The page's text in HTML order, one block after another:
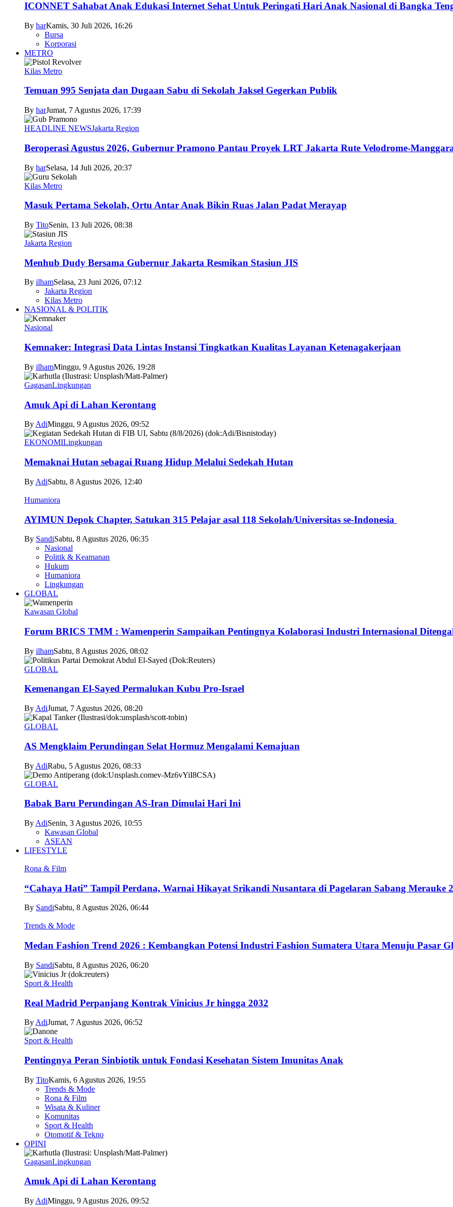
ICONNET Sahabat Anak Edukasi Internet Sehat Untuk Peringati Hari Anak Nasional di Bangka
By harKamis, 30 Juli 2026, 16:26
Bursa
Korporasi
METRO
Kilas Metro
Temuan 995 Senjata dan Dugaan Sabu di Sekolah Jaksel Gegerkan Publik
By harJumat, 7 Agustus 2026, 17:39
HEADLINE NEWSJakarta Region
Beroperasi Agustus 2026, Gubernur Pramono Pantau Proyek LRT Jakarta Rute Velodrome-
By harSelasa, 14 Juli 2026, 20:37
Kilas Metro
Masuk Pertama Sekolah, Ortu Antar Anak Bikin Ruas Jalan Padat Merayap
By TitoSenin, 13 Juli 2026, 08:38
Jakarta Region
Menhub Dudy Bersama Gubernur Jakarta Resmikan Stasiun JIS
By ilhamSelasa, 23 Juni 2026, 07:12
Jakarta Region
Kilas Metro
NASIONAL & POLITIK
Nasional
Kemnaker: Integrasi Data Lintas Instansi Tingkatkan Kualitas Layanan Ketenagakerjaan
By ilhamMinggu, 9 Agustus 2026, 19:28
GagasanLingkungan
Amuk Api di Lahan Kerontang
By AdiMinggu, 9 Agustus 2026, 09:52
EKONOMILingkungan
Memaknai Hutan sebagai Ruang Hidup Melalui Sedekah Hutan
By AdiSabtu, 8 Agustus 2026, 12:40
Humaniora
AYIMUN Depok Chapter, Satukan 315 Pelajar asal 118 Sekolah/Universitas se-Indonesia
By SandiSabtu, 8 Agustus 2026, 06:35
Nasional
Politik & Keamanan
Hukum
Humaniora
Lingkungan
GLOBAL
Kawasan Global
Forum BRICS TMM : Wamenperin Sampaikan Pentingnya Kolaborasi Industri Internasional
By ilhamSabtu, 8 Agustus 2026, 08:02
GLOBAL
Kemenangan El-Sayed Permalukan Kubu Pro-Israel
By AdiJumat, 7 Agustus 2026, 08:20
GLOBAL
AS Mengklaim Perundingan Selat Hormuz Mengalami Kemajuan
By AdiRabu, 5 Agustus 2026, 08:33
GLOBAL
Babak Baru Perundingan AS-Iran Dimulai Hari Ini
By AdiSenin, 3 Agustus 2026, 10:55
Kawasan Global
ASEAN
LIFESTYLE
Rona & Film
“Cahaya Hati” Tampil Perdana, Warnai Hikayat Srikandi Nusantara di Pagelaran Sabang Merauke
By SandiSabtu, 8 Agustus 2026, 06:44
Trends & Mode
Medan Fashion Trend 2026 : Kembangkan Potensi Industri Fashion Sumatera Utara Menuju Pasar
By SandiSabtu, 8 Agustus 2026, 06:20
Sport & Health
Real Madrid Perpanjang Kontrak Vinicius Jr hingga 2032
By AdiJumat, 7 Agustus 2026, 06:52
Sport & Health
Pentingnya Peran Sinbiotik untuk Fondasi Kesehatan Sistem Imunitas Anak
By TitoKamis, 6 Agustus 2026, 19:55
Trends & Mode
Rona & Film
Wisata & Kuliner
Komunitas
Sport & Health
Otomotif & Tekno
OPINI
GagasanLingkungan
Amuk Api di Lahan Kerontang
By AdiMinggu, 9 Agustus 2026, 09:52